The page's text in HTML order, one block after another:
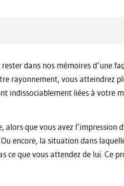
dans nos mémoires d’une
rayonnement, vous atteindrez
indissociablement liées à votre
que vous avez l’impression
encore, la situation dans
ce que vous attendez de lui. Ce